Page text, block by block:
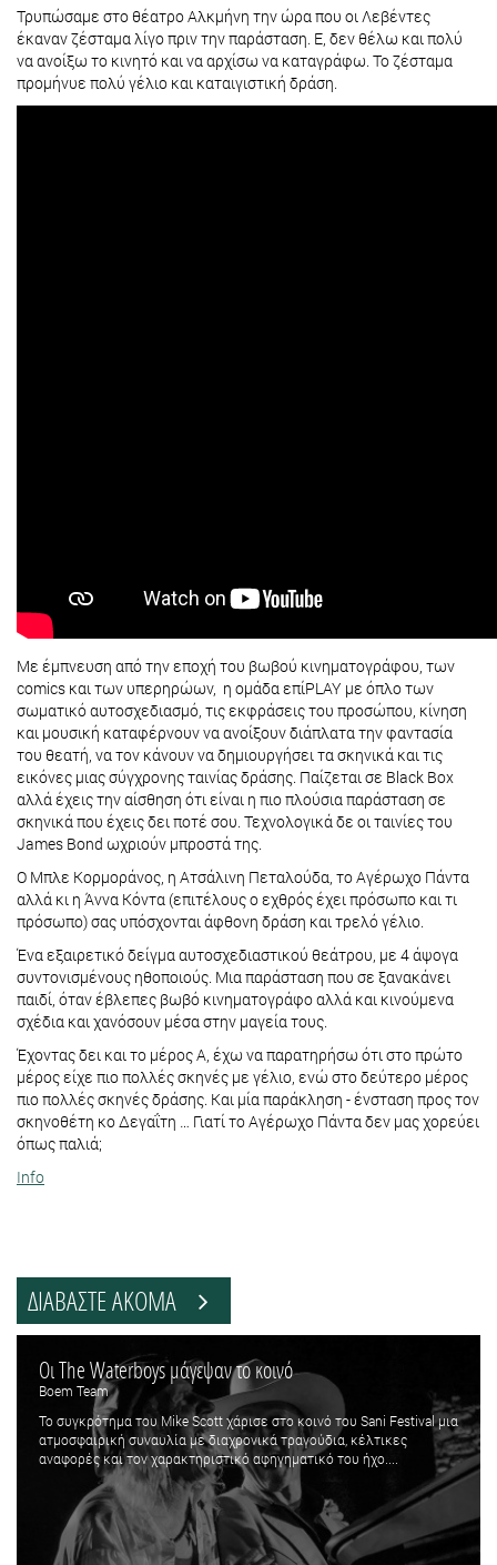
Τρυπώσαμε στο θέατρο Αλκμήνη την ώρα που οι Λεβέντες
έκαναν ζέσταμα λίγο πριν την παράσταση. Ε, δεν θέλω και πολύ
να ανοίξω το κινητό και να αρχίσω να καταγράφω. Το ζέσταμα
προμήνυε πολύ γέλιο και καταιγιστική δράση.
Με έμπνευση από την εποχή του βωβού κινηματογράφου, των
comics και των υπερηρώων, η ομάδα επίPLAY με όπλο των
σωματικό αυτοσχεδιασμό, τις εκφράσεις του προσώπου, κίνηση
και μουσική καταφέρνουν να ανοίξουν διάπλατα την φαντασία
του θεατή, να τον κάνουν να δημιουργήσει τα σκηνικά και τις
εικόνες μιας σύγχρονης ταινίας δράσης. Παίζεται σε Βlack Box
αλλά έχεις την αίσθηση ότι είναι η πιο πλούσια παράσταση σε
σκηνικά που έχεις δει ποτέ σου. Τεχνολογικά δε οι ταινίες του
James Bond ωχριούν μπροστά της.
Ο Μπλε Κορμοράνος, η Ατσάλινη Πεταλούδα, το Αγέρωχο Πάντα
αλλά κι η Άννα Κόντα (επιτέλους ο εχθρός έχει πρόσωπο και τι
πρόσωπο) σας υπόσχονται άφθονη δράση και τρελό γέλιο.
Ένα εξαιρετικό δείγμα αυτοσχεδιαστικού θεάτρου, με 4 άψογα
συντονισμένους ηθοποιούς. Μια παράσταση που σε ξανακάνει
παιδί, όταν έβλεπες βωβό κινηματογράφο αλλά και κινούμενα
σχέδια και χανόσουν μέσα στην μαγεία τους.
Έχοντας δει και το μέρος Α, έχω να παρατηρήσω ότι στο πρώτο
μέρος είχε πιο πολλές σκηνές με γέλιο, ενώ στο δεύτερο μέρος
πιο πολλές σκηνές δράσης. Και μία παράκληση - ένσταση προς τον
σκηνοθέτη κο Δεγαΐτη … Γιατί το Αγέρωχο Πάντα δεν μας χορεύει
όπως παλιά;
Info
ΔΙΑΒΑΣΤΕ ΑΚΟΜΑ
Οι The Waterboys μάγεψαν το κοινό
Boem Team
Το συγκρότημα του Mike Scott χάρισε στο κοινό του Sani Festival μια
ατμοσφαιρική συναυλία με διαχρονικά τραγούδια, κέλτικες
αναφορές και τον χαρακτηριστικό αφηγηματικό του ήχο....